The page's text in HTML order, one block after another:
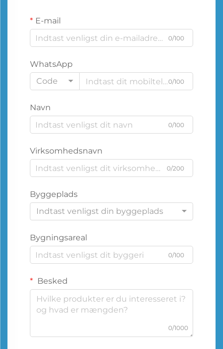
E-mail
0/100
WhatsApp
Code
0/100
Navn
0/100
Virksomhedsnavn
0/200
Byggeplads
Indtast venligst din byggeplads
Bygningsareal
0/100
Besked
0/1000